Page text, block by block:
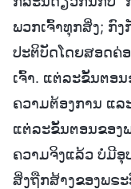
ພວກເຈົ້າທຸກສິ່ງ; ກົ
ປະຕິບັດໂດຍສອດຄ່
ເຈົ້າ. ແຕ່ລະຂັ້ນຕອ
ຄວາມຕ້ອງການ ແ
ແຕ່ລະຂັ້ນຕອນຂອງ
ຄວາມຈິງແລ້ວ ບໍ່ມີ
ສິ່ງຖືກສ້າງຂອງພຣ